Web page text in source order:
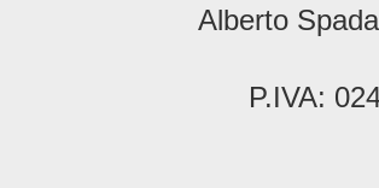
Alberto
P.IVA: